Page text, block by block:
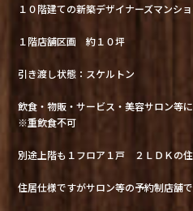
１０階建ての新築デザイナーズマンシ
１階店舗区画 約１０坪
引き渡し状態：スケルトン
飲食・物販・サービス・美容サロン等に
※重飲食不可
別途上階も１フロア１戸 ２ＬＤＫの住
住居仕様ですがサロン等の予約制店舗